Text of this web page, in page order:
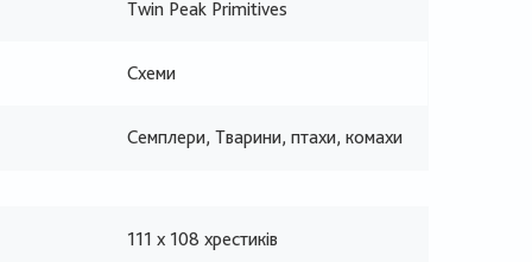
Twin Peak Primitives
Схеми
Семплери, Тварини, птахи, комахи
111 х 108 хрестиків